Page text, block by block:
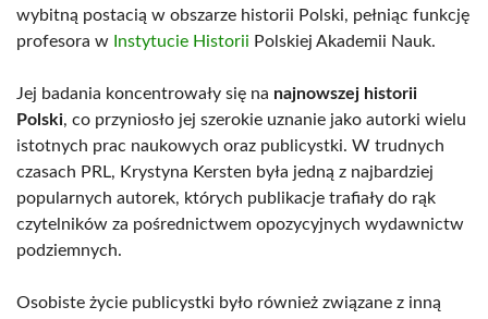
wybitną postacią w obszarze historii Polski, pełniąc funkcję
profesora w Instytucie Historii Polskiej Akademii Nauk.
Jej badania koncentrowały się na najnowszej historii
Polski, co przyniosło jej szerokie uznanie jako autorki wielu
istotnych prac naukowych oraz publicystki. W trudnych
czasach PRL, Krystyna Kersten była jedną z najbardziej
popularnych autorek, których publikacje trafiały do rąk
czytelników za pośrednictwem opozycyjnych wydawnictw
podziemnych.
Osobiste życie publicystki było również związane z inną